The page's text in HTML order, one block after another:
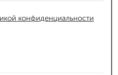
конфиденциальности